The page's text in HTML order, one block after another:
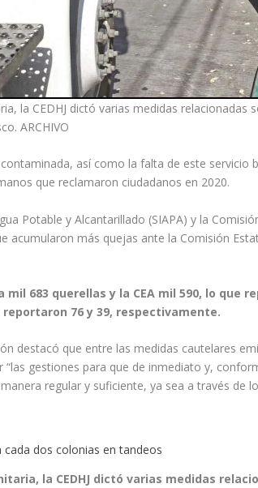
la CEDHJ dictó varias medidas relacionadas
ARCHIVO
así como la falta de este servicio
que reclamaron ciudadanos en 2020.
Potable y Alcantarillado (SIAPA) y la
acumularon más quejas ante la Comisión
mil 683 querellas y la CEA mil 590, lo
76 y 39, respectivamente.
destacó que entre las medidas cautelares
“las gestiones para que de inmediato y,
regular y suficiente, ya sea a través de
cada dos colonias en tandeos
la CEDHJ dictó varias medidas